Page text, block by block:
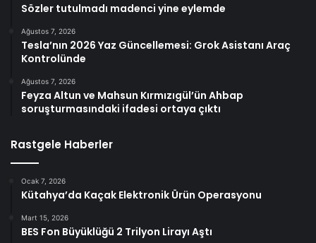
Sözler tutulmadı madenci yine eylemde
Ağustos 7, 2026
Tesla’nın 2026 Yaz Güncellemesi: Grok Asistanı Araç
Kontrolünde
Ağustos 7, 2026
Feyza Altun ve Mahsun Kırmızıgül’ün Ahbap
soruşturmasındaki ifadesi ortaya çıktı
Rastgele Haberler
Ocak 7, 2026
Kütahya’da Kaçak Elektronik Ürün Operasyonu
Mart 15, 2026
BES Fon Büyüklüğü 2 Trilyon Lirayı Aştı